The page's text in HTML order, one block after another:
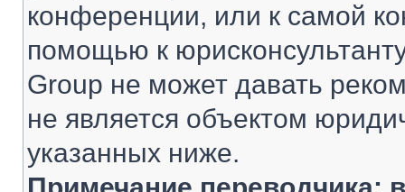
конференции, или к самой
помощью к
Group не может давать
не является объектом
указанных ниже.